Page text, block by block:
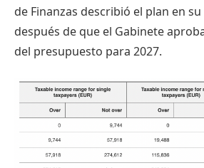
de Finanzas describió el plan en
después de que el Gabinete
del presupuesto para 2027.